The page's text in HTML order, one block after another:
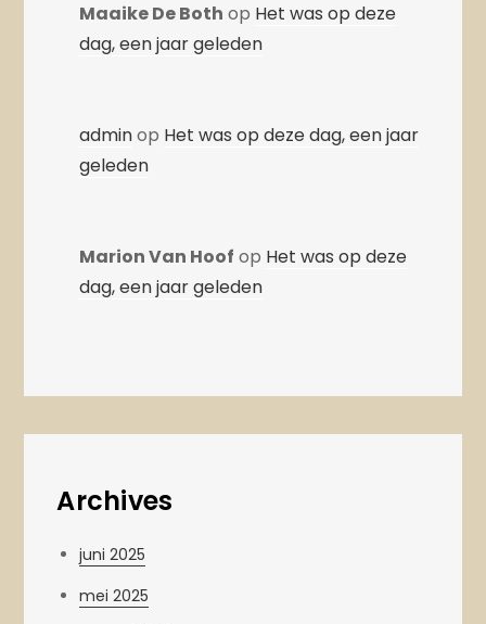
Maaike De Both op Het was op deze
dag, een jaar geleden
adminop Het was op deze dag, een jaar
geleden
Marion Van Hoof op Het was op deze
dag, een jaar geleden
Archives
juni 2025
mei 2025